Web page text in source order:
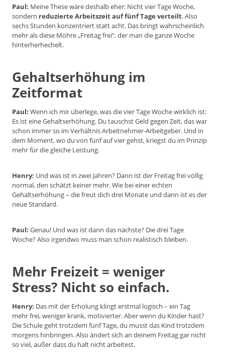
Paul: Meine These wäre deshalb eher: Nicht vier Tage Woche,
sondern reduzierte Arbeitszeit auf fünf Tage verteilt. Also
sechs Stunden konzentriert statt acht. Das bringt wahrscheinlich
mehr als diese Möhre „Freitag frei“, der man die ganze Woche
hinterherhechelt.
Gehaltserhöhung im
Zeitformat
Paul: Wenn ich mir überlege, was die vier Tage Woche wirklich ist:
Es ist eine Gehaltserhöhung. Du tauschst Geld gegen Zeit, das war
schon immer so im Verhältnis Arbeitnehmer-Arbeitgeber. Und in
dem Moment, wo du von fünf auf vier gehst, kriegst du im Prinzip
mehr für die gleiche Leistung.
Henry: Und was ist in zwei Jahren? Dann ist der Freitag frei völlig
normal, den schätzt keiner mehr. Wie bei einer echten
Gehaltserhöhung – die freut dich drei Monate und dann ist es der
neue Standard.
Paul: Genau! Und was ist dann das nächste? Die drei Tage
Woche? Also irgendwo muss man schon realistisch bleiben.
Mehr Freizeit = weniger
Stress? Nicht so einfach.
Henry: Das mit der Erholung klingt erstmal logisch – ein Tag
mehr frei, weniger krank, motivierter. Aber wenn du Kinder hast?
Die Schule geht trotzdem fünf Tage, du musst das Kind trotzdem
morgens hinbringen. Also ändert sich an deinem Freitag gar nicht
so viel, außer dass du halt nicht arbeitest.